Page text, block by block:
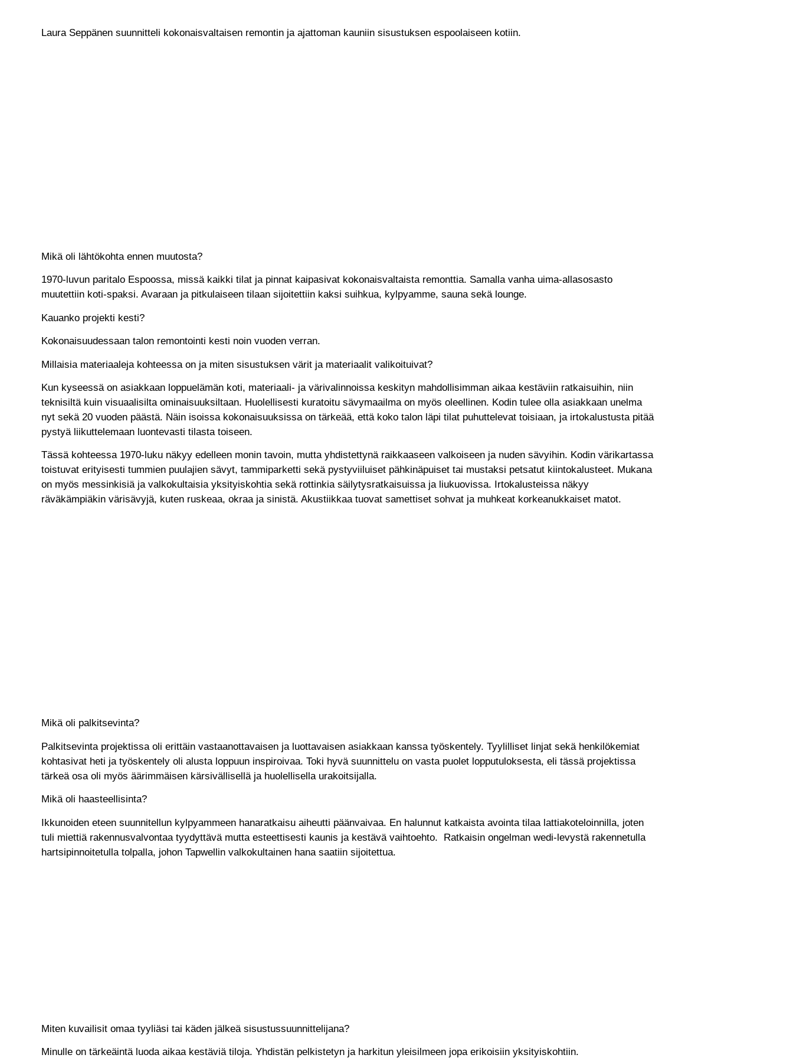
Laura Seppänen suunnitteli kokonaisvaltaisen remontin ja ajattoman kauniin sisustuksen espoolaiseen kotiin.
Mikä oli lähtökohta ennen muutosta?
1970-luvun paritalo Espoossa, missä kaikki tilat ja pinnat kaipasivat kokonaisvaltaista remonttia. Samalla vanha uima-allasosasto
muutettiin koti-spaksi. Avaraan ja pitkulaiseen tilaan sijoitettiin kaksi suihkua, kylpyamme, sauna sekä lounge.
Kauanko projekti kesti?
Kokonaisuudessaan talon remontointi kesti noin vuoden verran.
Millaisia materiaaleja kohteessa on ja miten sisustuksen värit ja materiaalit valikoituivat?
Kun kyseessä on asiakkaan loppuelämän koti, materiaali- ja värivalinnoissa keskityn mahdollisimman aikaa kestäviin ratkaisuihin, niin
teknisiltä kuin visuaalisilta ominaisuuksiltaan. Huolellisesti kuratoitu sävymaailma on myös oleellinen. Kodin tulee olla asiakkaan unelma
nyt sekä 20 vuoden päästä. Näin isoissa kokonaisuuksissa on tärkeää, että koko talon läpi tilat puhuttelevat toisiaan, ja irtokalustusta pitää
pystyä liikuttelemaan luontevasti tilasta toiseen.
Tässä kohteessa 1970-luku näkyy edelleen monin tavoin, mutta yhdistettynä raikkaaseen valkoiseen ja nuden sävyihin. Kodin värikartassa
toistuvat erityisesti tummien puulajien sävyt, tammiparketti sekä pystyviiluiset pähkinäpuiset tai mustaksi petsatut kiintokalusteet. Mukana
on myös messinkisiä ja valkokultaisia yksityiskohtia sekä rottinkia säilytysratkaisuissa ja liukuovissa. Irtokalusteissa näkyy
räväkämpiäkin värisävyjä, kuten ruskeaa, okraa ja sinistä. Akustiikkaa tuovat samettiset sohvat ja muhkeat korkeanukkaiset matot.
Mikä oli palkitsevinta?
Palkitsevinta projektissa oli erittäin vastaanottavaisen ja luottavaisen asiakkaan kanssa työskentely. Tyylilliset linjat sekä henkilökemiat
kohtasivat heti ja työskentely oli alusta loppuun inspiroivaa. Toki hyvä suunnittelu on vasta puolet lopputuloksesta, eli tässä projektissa
tärkeä osa oli myös äärimmäisen kärsivällisellä ja huolellisella urakoitsijalla.
Mikä oli haasteellisinta?
Ikkunoiden eteen suunnitellun kylpyammeen hanaratkaisu aiheutti päänvaivaa. En halunnut katkaista avointa tilaa lattiakoteloinnilla, joten
tuli miettiä rakennusvalvontaa tyydyttävä mutta esteettisesti kaunis ja kestävä vaihtoehto. Ratkaisin ongelman wedi-levystä rakennetulla
hartsipinnoitetulla tolpalla, johon Tapwellin valkokultainen hana saatiin sijoitettua.
Miten kuvailisit omaa tyyliäsi tai käden jälkeä sisustussuunnittelijana?
Minulle on tärkeäintä luoda aikaa kestäviä tiloja. Yhdistän pelkistetyn ja harkitun yleisilmeen jopa erikoisiin yksityiskohtiin.